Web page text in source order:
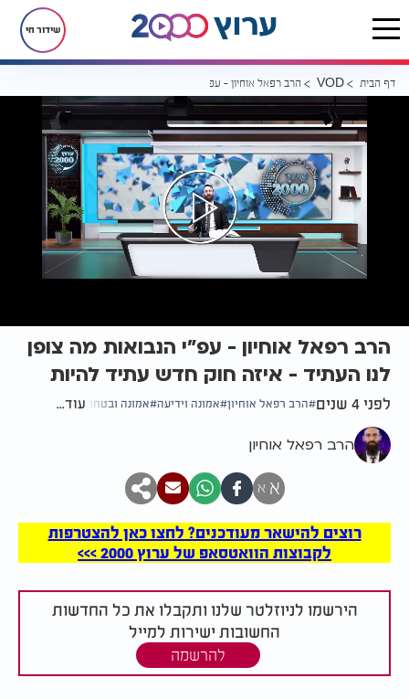
שידור חי
דף הבית VOD הרב רפאל אוחיון - עפ"י הנבואות מה צופן לנו העתיד - איזה חוק חדש
הרב רפאל אוחיון - עפ"י הנבואות מה צופן
לנו העתיד - איזה חוק חדש עתיד להיות
לפני 4 שנים הרב רפאל אוחיון אמונה וידיעה אמונה ובטחון עוד...
הרב רפאל אוחיון
א א
רוצים להישאר מעודכנים? לחצו כאן להצטרפות
לקבוצות הוואטסאפ של ערוץ 2000 >>>
הירשמו לניוזלטר שלנו ותקבלו את כל החדשות
החשובות ישירות למייל
להרשמה